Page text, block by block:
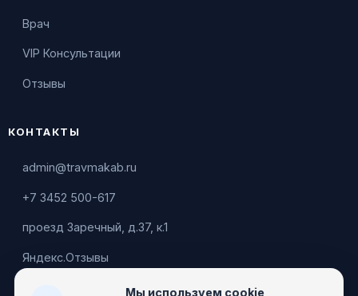
Врач
VIP Консультации
Отзывы
КОНТАКТЫ
admin@travmakab.ru
+7 3452 500-617
проезд Заречный, д.37, к.1
Яндекс.Отзывы
Мы используем cookie